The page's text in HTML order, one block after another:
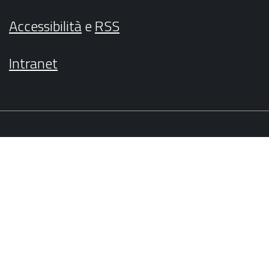
AccessibilitàeRSS
Intranet